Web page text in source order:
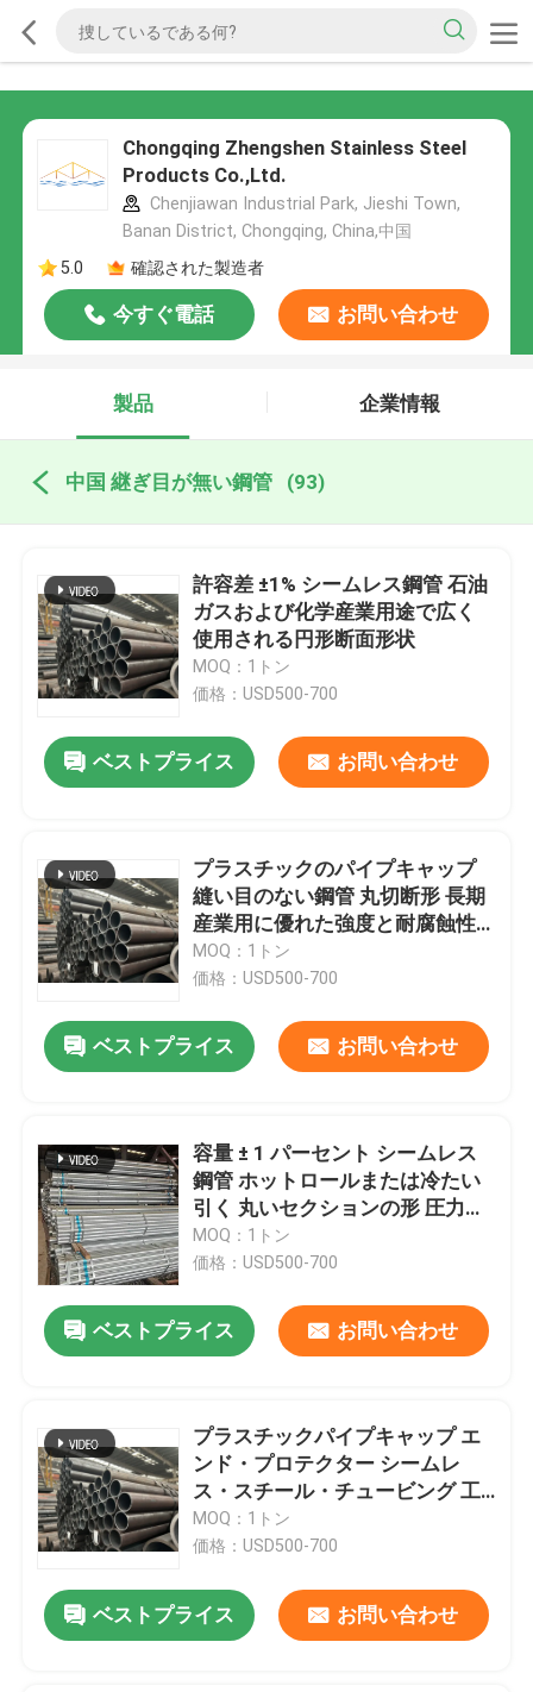
Chongqing Zhengshen Stainless Steel
Products Co.,Ltd.
Chenjiawan Industrial Park, Jieshi Town,
Banan District, Chongqing, China,中国
5.0
確認された製造者
今すぐ電話 お問い合わせ
製品 企業情報
中国 継ぎ目が無い鋼管 (93)
許容差 ±1% シームレス鋼管 石油
ガスおよび化学産業用途で広く
使用される円形断面形状
MOQ：1トン
価格：USD500-700
ベストプライス お問い合わせ
プラスチックのパイプキャップ
縫い目のない鋼管 丸切断形 長期
産業用に優れた強度と耐腐蝕性
を提供する
MOQ：1トン
価格：USD500-700
ベストプライス お問い合わせ
容量 ± 1 パーセント シームレス
鋼管 ホットロールまたは冷たい
引く 丸いセクションの形 圧力容
器および水力システム
MOQ：1トン
価格：USD500-700
ベストプライス お問い合わせ
プラスチックパイプキャップ エ
ンド・プロテクター シームレ
ス・スチール・チュービング 工
業基準と耐久性を満たすように
設計
MOQ：1トン
価格：USD500-700
ベストプライス お問い合わせ